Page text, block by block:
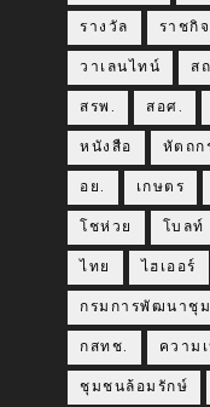
รางวัล ราชกิ
วาเลนไทน์ ส
สรพ. สอศ.
หนังสือ หัตถก
อย. เกษตร
โชห่วย โบลท์
ไทย ไฮเออร์
กรมการพัฒนาชุ
กสทช. ความ
ชุมชนล้อมรักษ์